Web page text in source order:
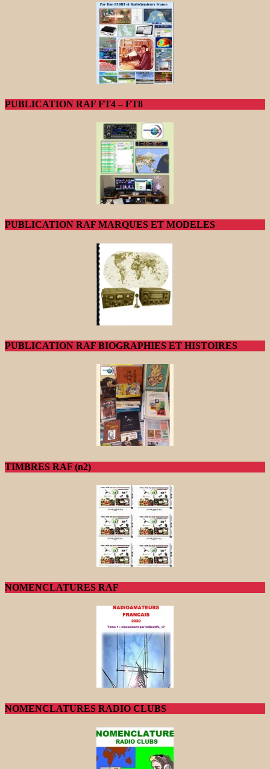
PUBLICATION RAF FT4 – FT8
PUBLICATION RAF MARQUES ET MODELES
PUBLICATION RAF BIOGRAPHIES ET HISTOIRES
TIMBRES RAF (n2)
NOMENCLATURES RAF
NOMENCLATURES RADIO CLUBS